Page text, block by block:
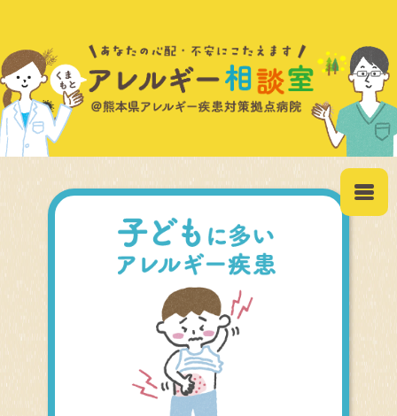
アトピー性皮膚炎
食物アレルギー
アナフィラキシー